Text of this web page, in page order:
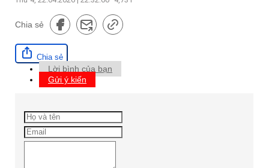
Chia sẻ
Chia sẻ
Lời bình của bạn
Gửi ý kiến